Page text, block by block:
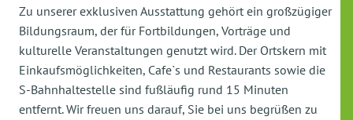
Zu unserer exklusiven Ausstattung gehört ein großzügiger
Bildungsraum, der für Fortbildungen, Vorträge und
kulturelle Veranstaltungen genutzt wird. Der Ortskern mit
Einkaufsmöglichkeiten, Cafe`s und Restaurants sowie die
S-Bahnhaltestelle sind fußläufig rund 15 Minuten
entfernt. Wir freuen uns darauf, Sie bei uns begrüßen zu